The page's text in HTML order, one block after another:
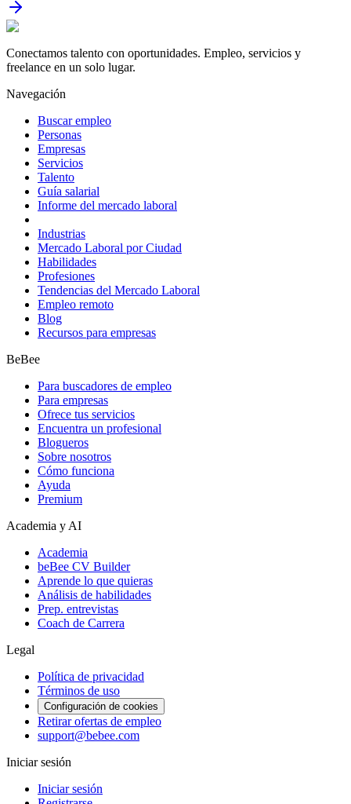
Conectamos talento con oportunidades. Empleo, servicios y
freelance en un solo lugar.
Navegación
Buscar empleo
Personas
Empresas
Servicios
Talento
Guía salarial
Informe del mercado laboral
Industrias
Mercado Laboral por Ciudad
Habilidades
Profesiones
Tendencias del Mercado Laboral
Empleo remoto
Blog
Recursos para empresas
BeBee
Para buscadores de empleo
Para empresas
Ofrece tus servicios
Encuentra un profesional
Blogueros
Sobre nosotros
Cómo funciona
Ayuda
Premium
Academia y AI
Academia
beBee CV Builder
Aprende lo que quieras
Análisis de habilidades
Prep. entrevistas
Coach de Carrera
Legal
Política de privacidad
Términos de uso
Configuración de cookies
Retirar ofertas de empleo
support@bebee.com
Iniciar sesión
Iniciar sesión